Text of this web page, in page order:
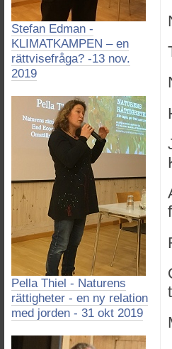
Stefan Edman -
KLIMATKAMPEN – en
rättvisefråga? -13 nov.
2019
Pella Thiel - Naturens
rättigheter - en ny relation
med jorden - 31 okt 2019